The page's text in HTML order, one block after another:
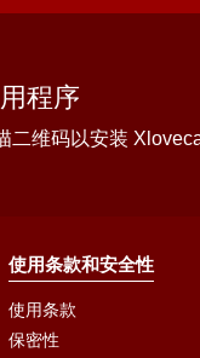
程序
二维码以安装
使用条款和安全性
使用条款
保密性